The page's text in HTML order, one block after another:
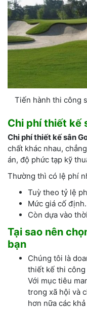
Tiến hành thi công
­­­­­Chi phí thiết kế
Chi phí thiết kế sân
chất khác nhau,
án, độ phức tạp kỹ
Thường thì có lệ phí
Tuỳ theo tỷ lệ
Mức giá cố định.
Còn dựa vào
Tại sao nên
bạn
Chúng tôi là
thiết kế thi
Với mục tiêu
trong xã hội và
hơn nữa các